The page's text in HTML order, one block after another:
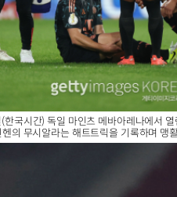
한국시간) 독일 마인츠 메바아레나에서
의 무시알라는 해트트릭을 기록하며 맹